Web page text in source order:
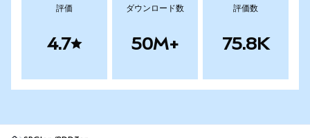
評価
4.7
ダウンロード数
50M+
評価数
75.8K